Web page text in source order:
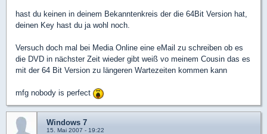
hast du keinen in deinem Bekanntenkreis der die 64Bit Version hat,
deinen Key hast du ja wohl noch.
Versuch doch mal bei Media Online eine eMail zu schreiben ob es
die DVD in nächster Zeit wieder gibt weiß vo meinem Cousin das es
mit der 64 Bit Version zu längeren Wartezeiten kommen kann
mfg nobody is perfect
Windows 7
15. Mai 2007 - 19:22